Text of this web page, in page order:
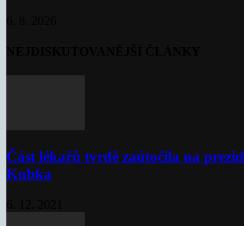
Část lékařů tvrdě zaútočila na
Kubka